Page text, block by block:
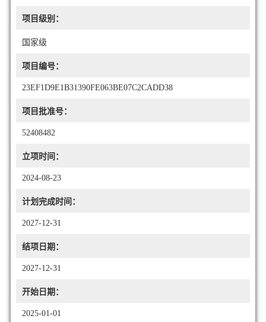
项目级别：
国家级
项目编号：
23EF1D9E1B31390FE063BE07C2CADD38
项目批准号：
52408482
立项时间：
2024-08-23
计划完成时间：
2027-12-31
结项日期：
2027-12-31
开始日期：
2025-01-01